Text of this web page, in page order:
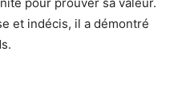
et indécis, il a démontré